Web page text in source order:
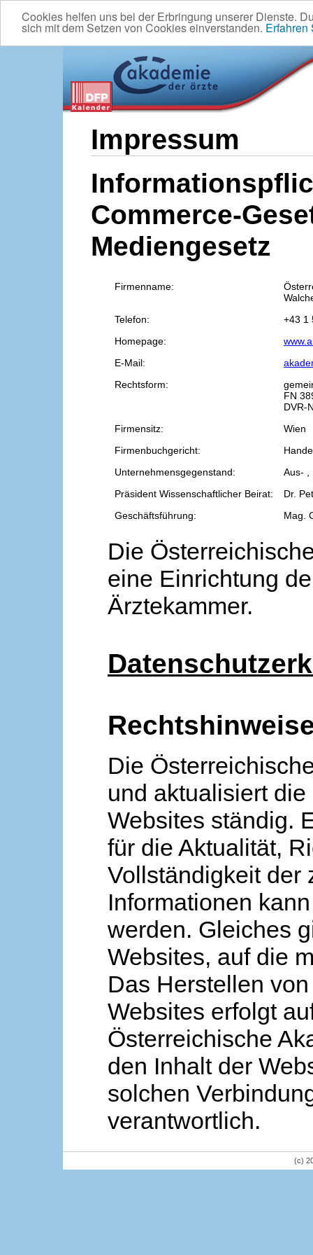
Cookies helfen uns bei der Erbringung unserer Dienste.
sich mit dem Setzen von Cookies einverstanden. Erfahren
Impressum
Commerce-
Mediengesetz
Firmenname:
Telefon:
+43 1
Homepage:
E-Mail:
Rechtsform:
FN
DVR-
Firmensitz:
Wien
Firmenbuchgericht:
Unternehmensgegenstand:
Aus- ,
Präsident Wissenschaftlicher Beirat:
Dr.
Geschäftsführung:
Mag.
Die
eine Einrichtung
Ärztekammer.
Die
und aktualisiert
Websites ständig.
für die Aktualität,
Vollständigkeit der
Informationen
werden. Gleiches
Websites, auf die
Das Herstellen
Websites erfolgt
Österreichische
den Inhalt der
solchen
verantwortlich.
(c)